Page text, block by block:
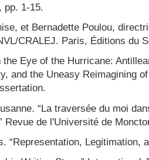
pp. 1-15.
et Bernadette Poulou,
CRALEJ. Paris, Éditions du
Eye of the Hurricane:
and the Uneasy Reimagining
“La traversée du moi
Revue de l'Université de
“Representation, Legitimation,